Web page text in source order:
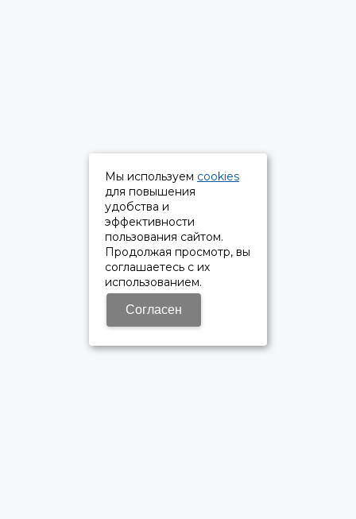
Мы используем cookies
для повышения
удобства и
эффективности
пользования сайтом.
Продолжая просмотр, вы
соглашаетесь с их
использованием.
Согласен